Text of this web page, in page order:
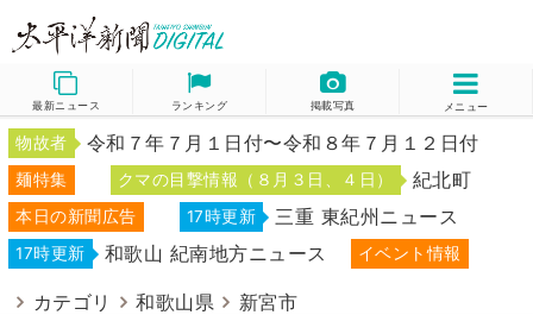
最新ニュース ランキング 掲載写真 メニュー
物故者 令和７年７月１日付〜令和８年７月１２日付
麺特集 クマの目撃情報（８月３日、４日） 紀北町
本日の新聞広告 17時更新 三重 東紀州ニュース
17時更新 和歌山 紀南地方ニュース イベント情報
カテゴリ 和歌山県 新宮市